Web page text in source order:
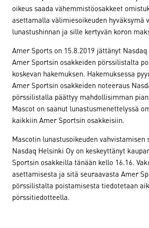
oikeus saada vähemmistöosakkeet
asettamalla välimiesoikeuden hyväksymä
lunastushinnan ja sille kertyvän koron
Amer Sports on 15.8.2019 jättänyt
Amer Sportsin osakkeiden pörssilistalta
koskevan hakemuksen. Hakemuksessa
Amer Sportsin osakkeiden noteeraus
pörssilistalla päättyy mahdollisimman
Mascot on saanut lunastusmenettelyssä
kaikkiin Amer Sportsin osakkeisiin.
Mascotin lunastusoikeuden vahvistamisen
Nasdaq Helsinki Oy on keskeyttänyt
Sportsin osakkeilla tänään kello 16.16.
asettamisesta ja sitä seuraavasta Amer
pörssilistalta poistamisesta tiedotetaan
pörssitiedotteella.